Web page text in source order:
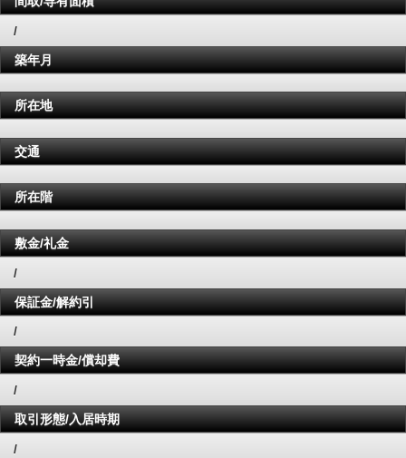
/
築年月
所在地
交通
所在階
敷金/礼金
/
保証金/解約引
/
契約一時金/償却費
/
取引形態/入居時期
/